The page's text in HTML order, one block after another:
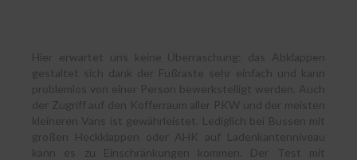
Hier erwartet uns keine Überraschung: das Abklappen
gestaltet sich dank der Fußraste sehr einfach und kann
problemlos von einer Person bewerkstelligt werden. Auch
der Zugriff auf den Kofferraum aller PKW und der meisten
kleineren Vans ist gewährleistet. Lediglich bei Bussen mit
großen Heckklappen oder AHK auf Ladenkantenniveau
kann es zu Einschränkungen kommen. Der Test mit